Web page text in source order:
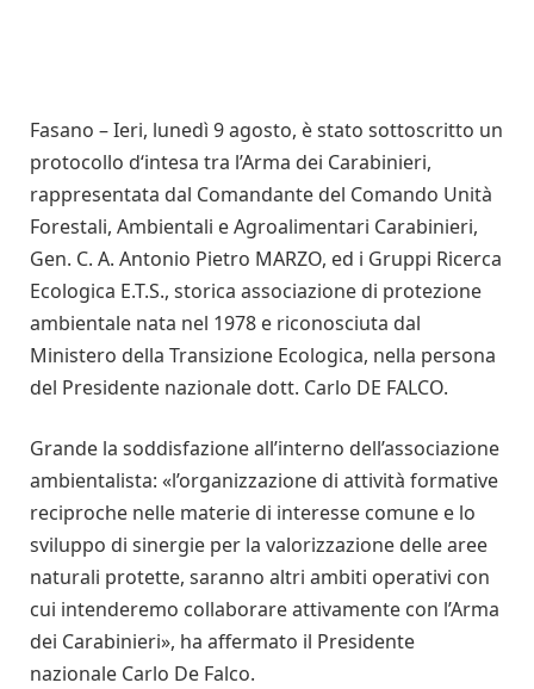
Fasano – Ieri, lunedì 9 agosto, è stato sottoscritto un
protocollo d‘intesa tra l’Arma dei Carabinieri,
rappresentata dal Comandante del Comando Unità
Forestali, Ambientali e Agroalimentari Carabinieri,
Gen. C. A. Antonio Pietro MARZO, ed i Gruppi Ricerca
Ecologica E.T.S., storica associazione di protezione
ambientale nata nel 1978 e riconosciuta dal
Ministero della Transizione Ecologica, nella persona
del Presidente nazionale dott. Carlo DE FALCO.
Grande la soddisfazione all’interno dell’associazione
ambientalista: «l’organizzazione di attività formative
reciproche nelle materie di interesse comune e lo
sviluppo di sinergie per la valorizzazione delle aree
naturali protette, saranno altri ambiti operativi con
cui intenderemo collaborare attivamente con l’Arma
dei Carabinieri», ha affermato il Presidente
nazionale Carlo De Falco.